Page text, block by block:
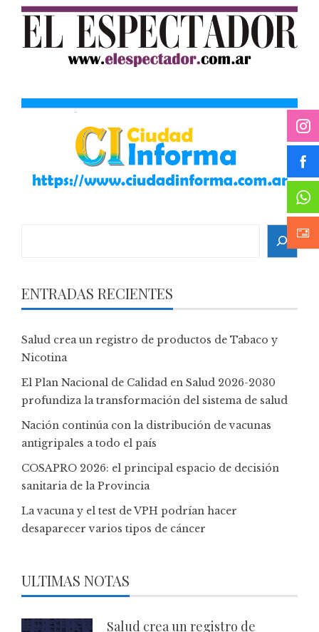
ENTRADAS RECIENTES
Salud crea un registro de productos de Tabaco y
Nicotina
El Plan Nacional de Calidad en Salud 2026-2030
profundiza la transformación del sistema de salud
Nación continúa con la distribución de vacunas
antigripales a todo el país
COSAPRO 2026: el principal espacio de decisión
sanitaria de la Provincia
La vacuna y el test de VPH podrían hacer
desaparecer varios tipos de cáncer
ULTIMAS NOTAS
Salud crea un registro de